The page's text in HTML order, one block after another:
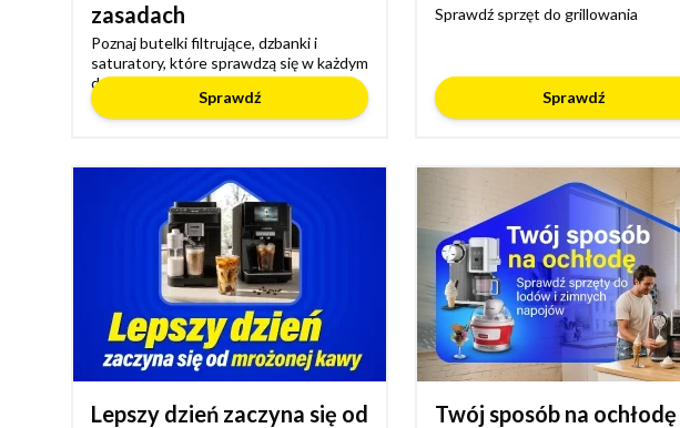
zasadach
Poznaj butelki filtrujące, dzbanki i
saturatory, które sprawdzą się w każdym
domu
Sprawdź
Sprawdź sprzęt do grillowania
Sprawdź
Lepszy dzień zaczyna się od
Twój sposób na ochłodę